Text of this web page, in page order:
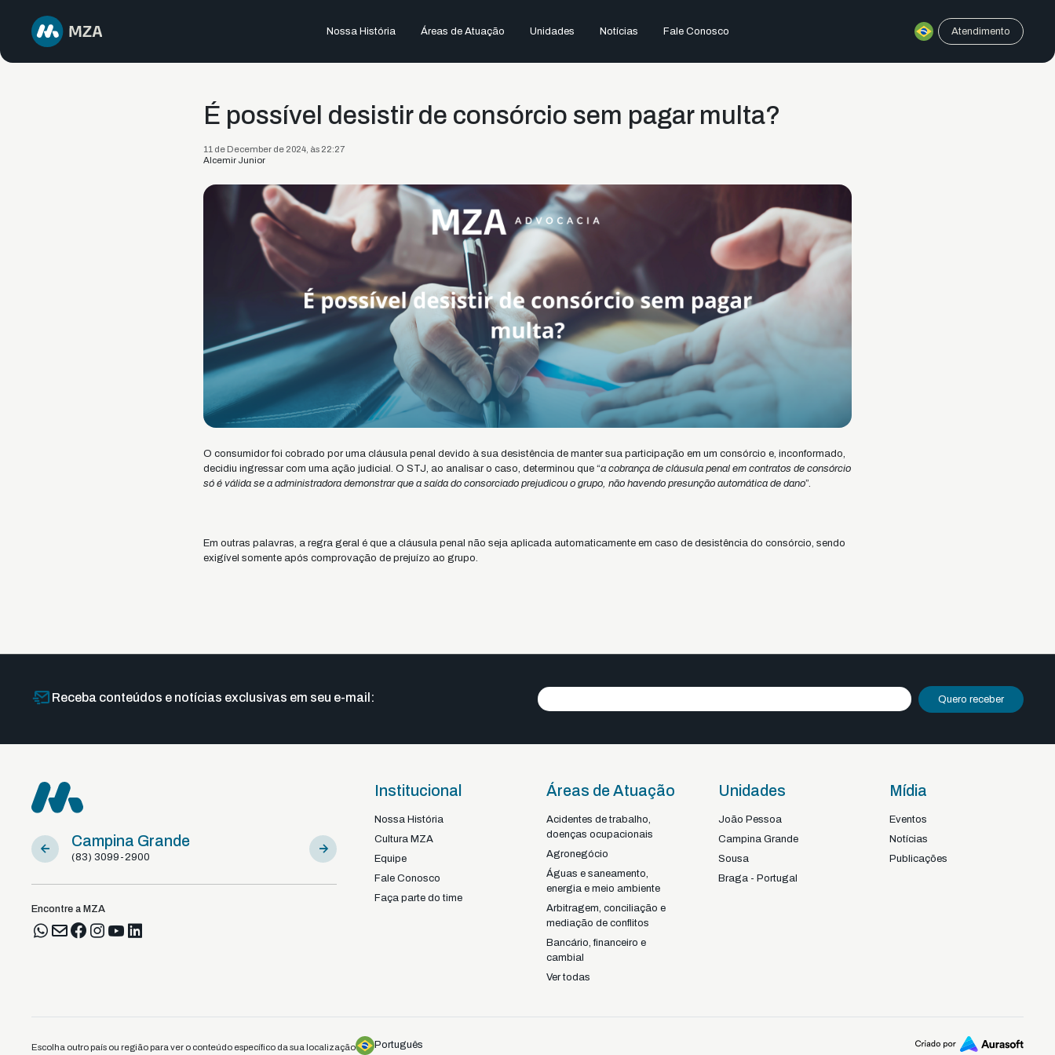
Nossa História Áreas de Atuação Unidades Notícias Fale Conosco Atendimento
É possível desistir de consórcio sem pagar multa?
11 de December de 2024, às 22:27
Alcemir Junior
O consumidor foi cobrado por uma cláusula penal devido à sua desistência de manter sua participação em um consórcio e, inconformado,
decidiu ingressar com uma ação judicial. O STJ, ao analisar o caso, determinou que “a cobrança de cláusula penal em contratos de consórcio
só é válida se a administradora demonstrar que a saída do consorciado prejudicou o grupo, não havendo presunção automática de dano”.
Em outras palavras, a regra geral é que a cláusula penal não seja aplicada automaticamente em caso de desistência do consórcio, sendo
exigível somente após comprovação de prejuízo ao grupo.
Receba conteúdos e notícias exclusivas em seu e-mail: Quero receber
Campina Grande
(83) 3099-2900
Sousa
(83) 98122-92925
Braga - Portugal
+351
Encontre a MZA
Institucional
Nossa História
Cultura MZA
Equipe
Fale Conosco
Faça parte do time
Áreas de Atuação
Acidentes de trabalho,
doenças ocupacionais
Agronegócio
Águas e saneamento,
energia e meio ambiente
Arbitragem, conciliação e
mediação de conflitos
Bancário, financeiro e
cambial
Ver todas
Unidades
João Pessoa
Campina Grande
Sousa
Braga - Portugal
Mídia
Eventos
Notícias
Publicações
Escolha outro país ou região para ver o conteúdo específico da sua localização Português